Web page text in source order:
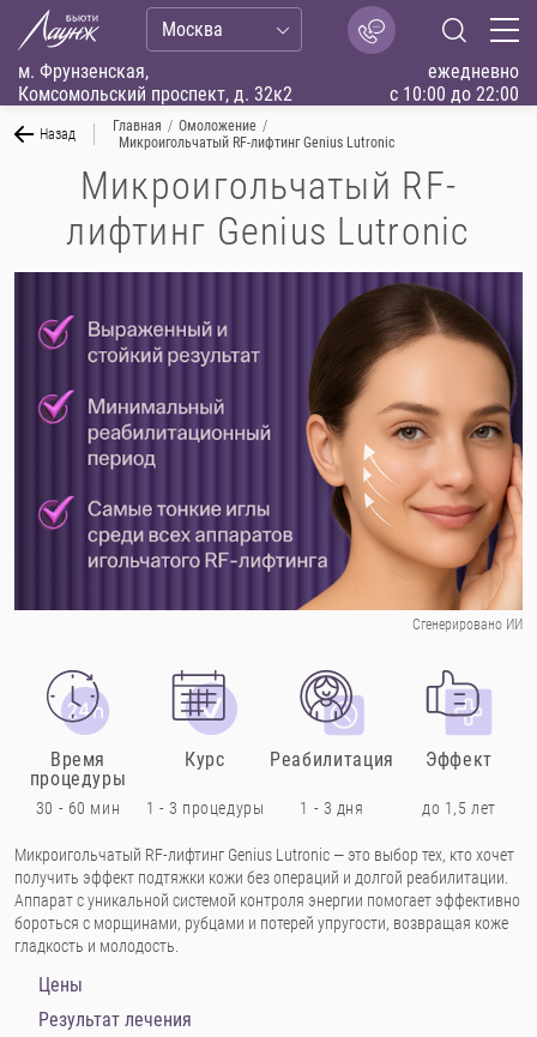
м. Фрунзенская,
Комсомольский проспект, д. 32к2
ежедневно
с 10:00 до 22:00
Москва
Назад Главная / Омоложение /
Микроигольчатый RF-лифтинг Genius Lutronic
Микроигольчатый RF-
лифтинг Genius Lutronic
Микроигольчатый RF-лифтинг Genius Lutronic — это выбор тех, кто хочет
получить эффект подтяжки кожи без операций и долгой реабилитации.
Аппарат с уникальной системой контроля энергии помогает эффективно
бороться с морщинами, рубцами и потерей упругости, возвращая коже
гладкость и молодость.
Цены
Результат лечения
Сгенерировано ИИ
Время
процедуры
30 - 60 мин
Курс
1 - 3 процедуры
Реабилитация
1 - 3 дня
Эффект
до 1,5 лет